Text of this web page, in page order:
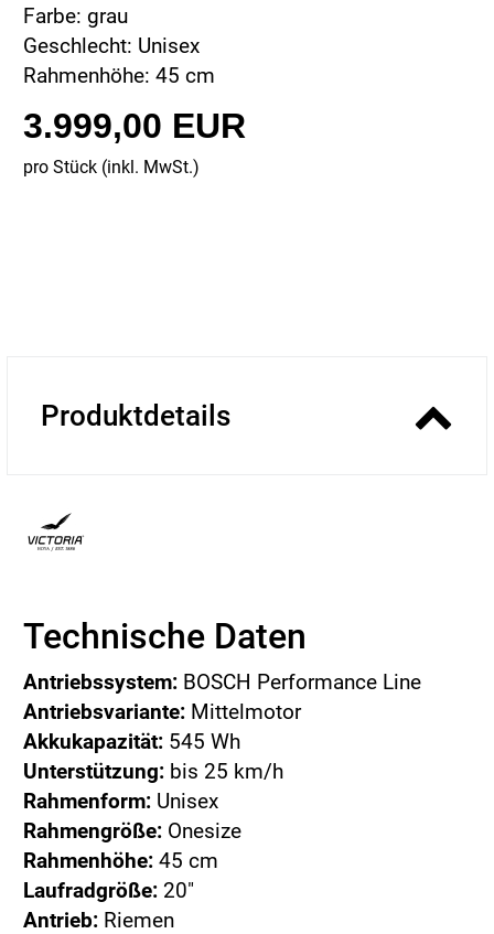
Farbe: grau
Geschlecht: Unisex
Rahmenhöhe: 45 cm
3.999,00 EUR
pro Stück (inkl. MwSt.)
Produktdetails
Technische Daten
Antriebssystem: BOSCH Performance Line
Antriebsvariante: Mittelmotor
Akkukapazität: 545 Wh
Unterstützung: bis 25 km/h
Rahmenform: Unisex
Rahmengröße: Onesize
Rahmenhöhe: 45 cm
Laufradgröße: 20"
Antrieb: Riemen